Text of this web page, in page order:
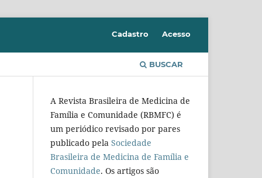
BUSCAR
Cadastro Acesso
A Revista Brasileira de Medicina de
Família e Comunidade (RBMFC) é
um periódico revisado por pares
publicado pela Sociedade
Brasileira de Medicina de Família e
Comunidade. Os artigos são